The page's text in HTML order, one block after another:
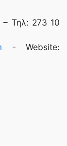
– Τηλ: 273 10
- Website: